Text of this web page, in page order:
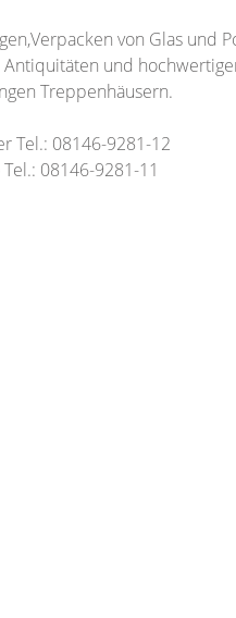
von Glas und
und
Treppenhäusern.
Tel.: 08146-9281-12
08146-9281-11